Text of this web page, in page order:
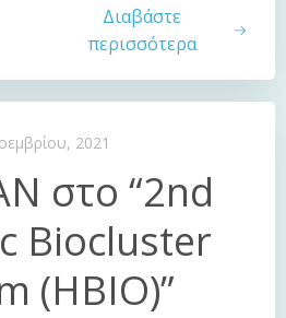
Διαβάστε
περισσότερα
2021
στο “2nd
Biocluster
(HBIO)”